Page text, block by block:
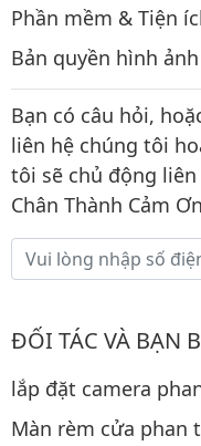
Phần mềm & Tiện
Bản quyền hình ảnh
Bạn có câu hỏi,
liên hệ chúng tôi
tôi sẽ chủ động liên
Chân Thành Cảm
ĐỐI TÁC VÀ BẠN
lắp đặt camera
Màn rèm cửa phan